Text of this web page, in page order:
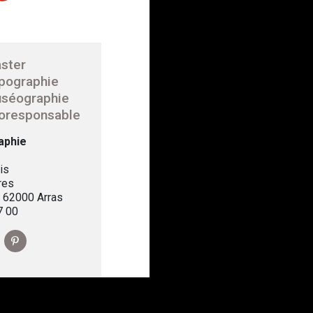
62000 Arras
00